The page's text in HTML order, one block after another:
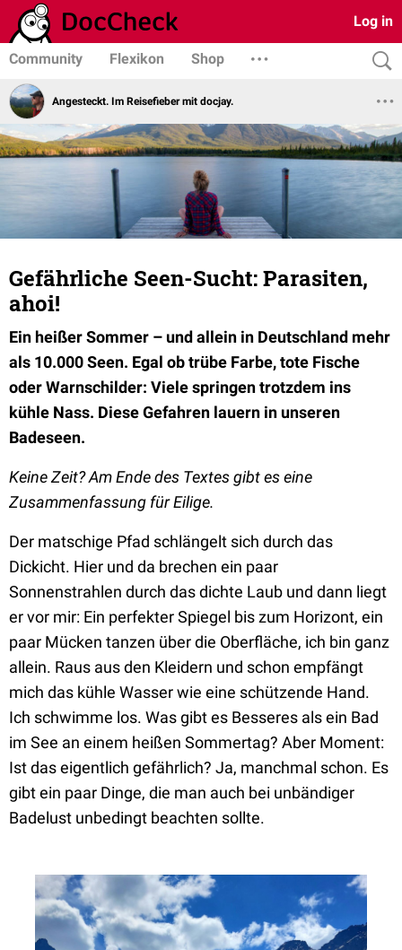
Log in
Community Flexikon Shop
Angesteckt. Im Reisefieber mit docjay.
Gefährliche Seen-Sucht: Parasiten,
ahoi!
Ein heißer Sommer – und allein in Deutschland mehr
als 10.000 Seen. Egal ob trübe Farbe, tote Fische
oder Warnschilder: Viele springen trotzdem ins
kühle Nass. Diese Gefahren lauern in unseren
Badeseen.
Keine Zeit? Am Ende des Textes gibt es eine
Zusammenfassung für Eilige.
Der matschige Pfad schlängelt sich durch das
Dickicht. Hier und da brechen ein paar
Sonnenstrahlen durch das dichte Laub und dann liegt
er vor mir: Ein perfekter Spiegel bis zum Horizont, ein
paar Mücken tanzen über die Oberfläche, ich bin ganz
allein. Raus aus den Kleidern und schon empfängt
mich das kühle Wasser wie eine schützende Hand.
Ich schwimme los. Was gibt es Besseres als ein Bad
im See an einem heißen Sommertag? Aber Moment:
Ist das eigentlich gefährlich? Ja, manchmal schon. Es
gibt ein paar Dinge, die man auch bei unbändiger
Badelust unbedingt beachten sollte.